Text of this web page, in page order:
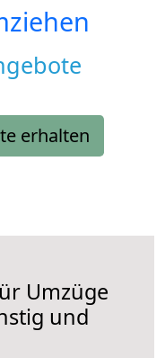
erhalten
Umzüge
und